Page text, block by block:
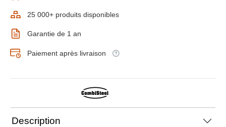
25 000+ produits disponibles
Garantie de 1 an
Paiement après livraison
Description